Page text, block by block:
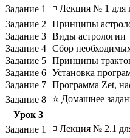
Задание 1
◽ Лекция № 1 для
Задание 2
Принципы
Задание 3 Виды астрологии
Задание 4 Сбор
Задание 5 Принципы
Задание 6 Установка
Задание 7 Программа Zet,
Задание 8
⭐ Домашнее
Урок 3
Задание 1
◽ Лекция № 2.1